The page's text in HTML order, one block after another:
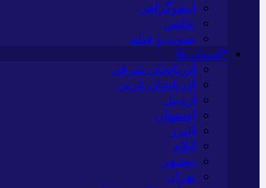
اینفوگرافی
عکس
صوت و فیلم
*استان ها
آذربایجان شرقی
آذربایجان غربی
اردبیل
اصفهان
البرز
ایلام
بوشهر
تهران